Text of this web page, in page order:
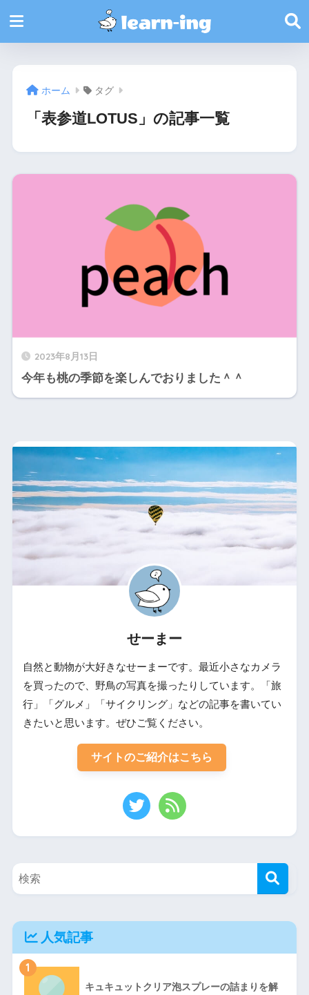
ホーム タグ
「表参道LOTUS」の記事一覧
2023年8月13日
今年も桃の季節を楽しんでおりました＾＾
せーまー
自然と動物が大好きなせーまーです。最近小さなカメラ
を買ったので、野鳥の写真を撮ったりしています。「旅
行」「グルメ」「サイクリング」などの記事を書いてい
きたいと思います。ぜひご覧ください。
サイトのご紹介はこちら
人気記事
1
キュキュットクリア泡スプレーの詰まりを解